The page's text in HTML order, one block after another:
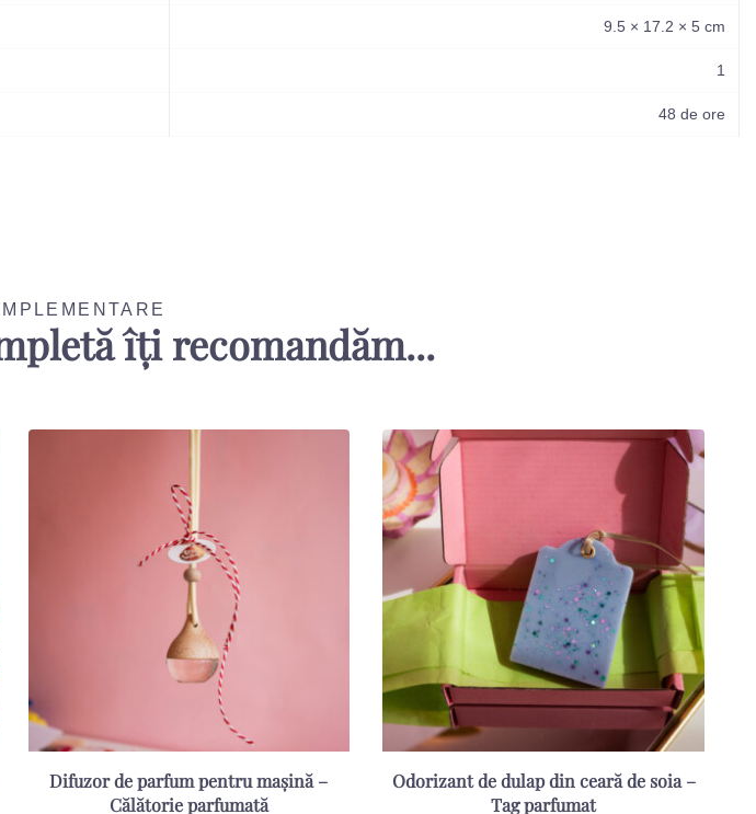
9.5 × 17.2 × 5 cm
1
48 de ore
îți recomandăm...
Difuzor de parfum pentru mașină –
Călătorie parfumată
Odorizant de dulap din ceară de soia –
Tag parfumat